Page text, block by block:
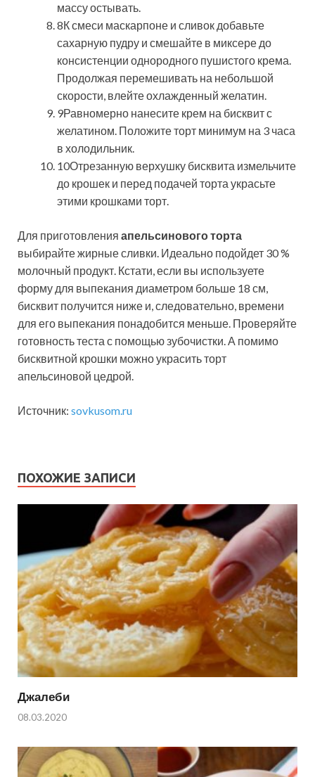
массу остывать.
8К смеси маскарпоне и сливок добавьте
сахарную пудру и смешайте в миксере до
консистенции однородного пушистого крема.
Продолжая перемешивать на небольшой
скорости, влейте охлажденный желатин.
9Равномерно нанесите крем на бисквит с
желатином. Положите торт минимум на 3 часа
в холодильник.
10Отрезанную верхушку бисквита измельчите
до крошек и перед подачей торта украсьте
этими крошками торт.
Для приготовления апельсинового торта
выбирайте жирные сливки. Идеально подойдет 30 %
молочный продукт. Кстати, если вы используете
форму для выпекания диаметром больше 18 см,
бисквит получится ниже и, следовательно, времени
для его выпекания понадобится меньше. Проверяйте
готовность теста с помощью зубочистки. А помимо
бисквитной крошки можно украсить торт
апельсиновой цедрой.
Источник: sovkusom.ru
ПОХОЖИЕ ЗАПИСИ
Джалеби
08.03.2020